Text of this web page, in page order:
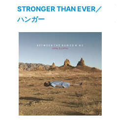
STRONGER THAN EVER／
ハンガー